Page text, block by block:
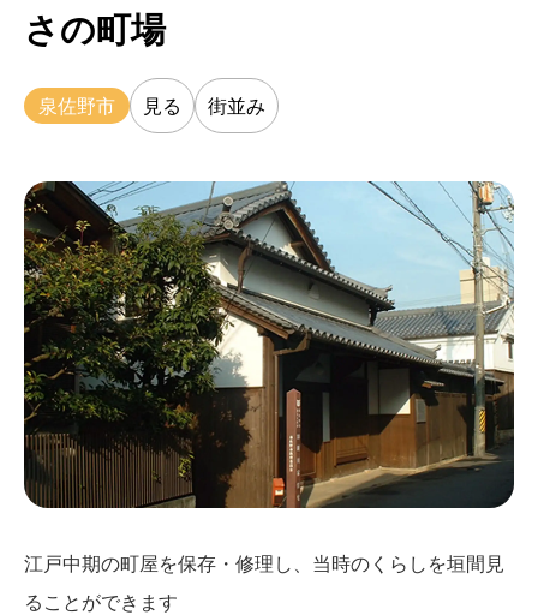
さの町場
泉佐野市 見る 街並み
江戸中期の町屋を保存・修理し、当時のくらしを垣間見
ることができます